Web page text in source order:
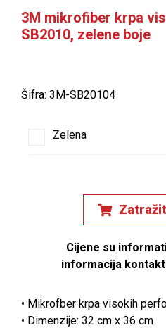
3M mikrofiber krpa
SB2010, zelene boje
Šifra: 3M-SB20104
Zelena
Cijene su
informacija
• Mikrofber krpa visokih
• Dimenzije: 32 cm x 36 cm